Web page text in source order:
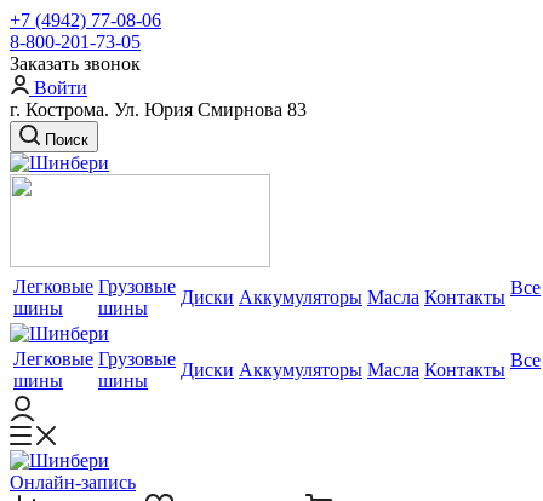
+7 (4942) 77-08-06
8-800-201-73-05
Заказать звонок
Войти
г. Кострома. Ул. Юрия Смирнова 83
Поиск
Легковые
шины
Грузовые
шины
Диски Аккумуляторы Масла Контакты Все
Легковые
шины
Грузовые
шины
Диски Аккумуляторы Масла Контакты Все
Онлайн-запись